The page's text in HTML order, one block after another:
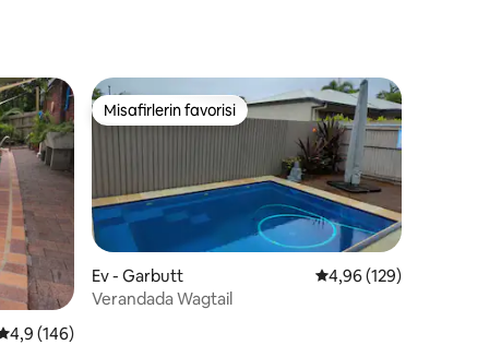
arasında
üzerinden ortalama 4,9 puan, 146 değerlendirme
4,9 (146)
Misafirlerin favorisi
Misafirlerin favorisi
Ev - Garbutt 5 üzerinden ortalama
4,96 (129)
Verandada Wagtail